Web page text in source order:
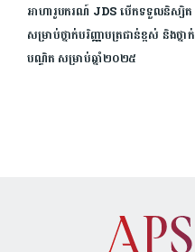
អាហារូបករណ៍ JDS បើកទទួលនិស្សិត
សម្រាប់ថ្នាក់បរិញ្ញាបត្រជាន់ខ្ពស់ និង​ថ្នាក់
បណ្ឌិត សម្រាប់ឆ្នាំ២០២៥